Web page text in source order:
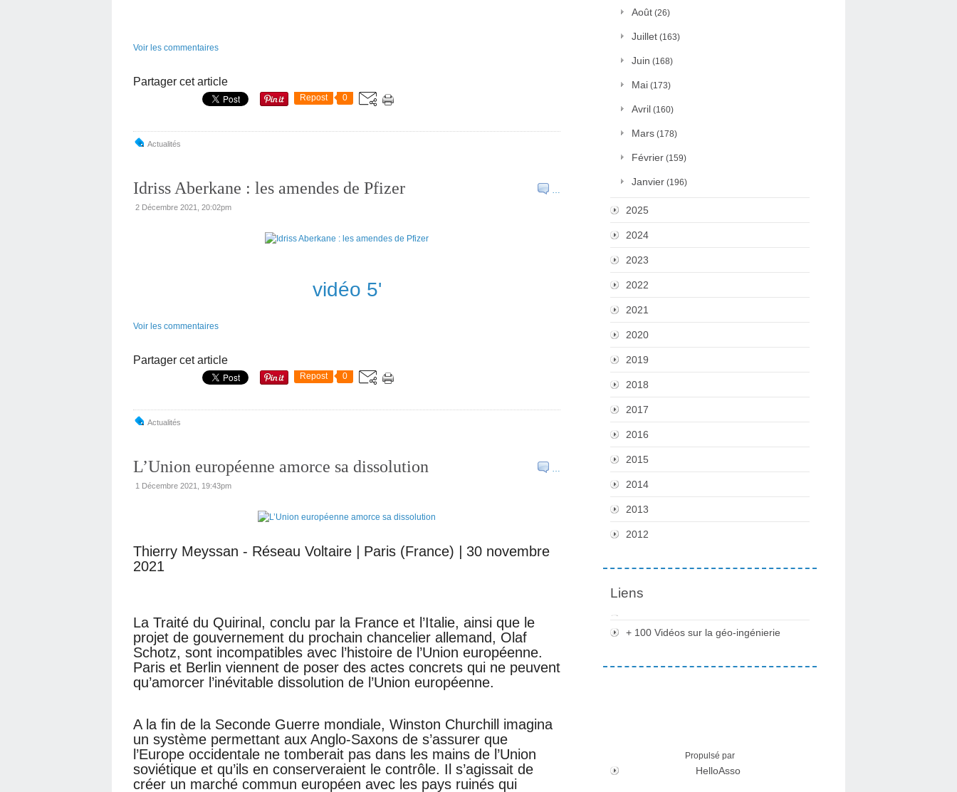
Voir les commentaires
Partager cet article
Repost 0
Actualités
…
Idriss Aberkane : les amendes de Pfizer
2 Décembre 2021, 20:02pm
vidéo 5'
Voir les commentaires
Partager cet article
Repost 0
Actualités
…
L’Union européenne amorce sa dissolution
1 Décembre 2021, 19:43pm
Thierry Meyssan - Réseau Voltaire Paris (France)
30 novembre
2021
La Traité du Quirinal, conclu par la France et l’Italie, ainsi que le
projet de gouvernement du prochain chancelier allemand, Olaf
Schotz, sont incompatibles avec l’histoire de l’Union européenne.
Paris et Berlin viennent de poser des actes concrets qui ne peuvent
qu’amorcer l’inévitable dissolution de l’Union européenne.
A la fin de la Seconde Guerre mondiale, Winston Churchill imagina
un système permettant aux Anglo-Saxons de s’assurer que
l’Europe occidentale ne tomberait pas dans les mains de l’Union
soviétique et qu’ils en conserveraient le contrôle. Il s’agissait de
créer un marché commun européen avec les pays ruinés qui
Août (26)
Juillet (163)
Juin (168)
Mai (173)
Avril (160)
Mars (178)
Février (159)
Janvier (196)
2025
2024
2023
2022
2021
2020
2019
2018
2017
2016
2015
2014
2013
2012
Liens
+ 100 Vidéos sur la géo-ingénierie
Propulsé par
HelloAsso